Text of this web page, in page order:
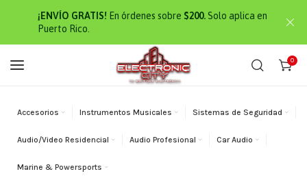
¡ENVÍO GRATIS! En órdenes sobre $200. Solo aplica en
Puerto Rico.
0
Accesorios Instrumentos Musicales Sistemas de Seguridad
Audio/Video Residencial Audio Profesional Car Audio
Marine & Powersports